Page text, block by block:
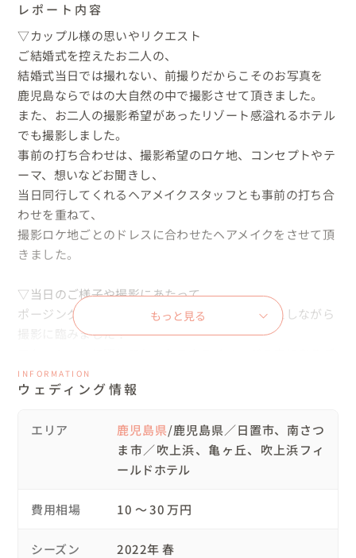
レポート内容
▽カップル様の思いやリクエスト
ご結婚式を控えたお二人の、
結婚式当日では撮れない、前撮りだからこそのお写真を
鹿児島ならではの大自然の中で撮影させて頂きました。
また、お二人の撮影希望があったリゾート感溢れるホテル
でも撮影しました。
事前の打ち合わせは、撮影希望のロケ地、コンセプトやテ
ーマ、想いなどお聞きし、
当日同行してくれるヘアメイクスタッフとも事前の打ち合
わせを重ねて、
撮影ロケ地ごとのドレスに合わせたヘアメイクをさせて頂
きました。
▽当日のご様子や撮影にあたって
ポージングはほぼ私に一任して頂き、都度お伝えしながら
撮影に臨みました！
希望を汲んでこちらから何箇所かご提案し、
最終的にイメージに近いところをチョイスして時間組をし
▽アイテムなどに関して
衣装やアクセサリー、ブーケやシューズなどはご新婦様が
そのアイテムを最大限活かせるようにロケーション、ポー
もっと見る
INFORMATION
ウェディング情報
エリア 鹿児島県/鹿児島県／日置市、南さつ
ま市／吹上浜、亀ヶ丘、吹上浜フィ
ールドホテル
費用相場 10 〜 30 万円
シーズン 2022年 春